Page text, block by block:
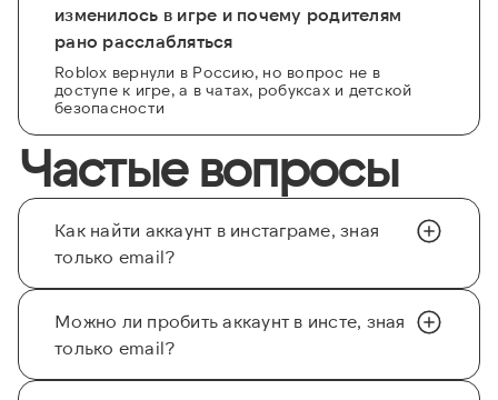
изменилось в игре и почему родителям
рано расслабляться
Roblox вернули в Россию, но вопрос не в
доступе к игре, а в чатах, робуксах и детской
безопасности
Частые вопросы
Как найти аккаунт в инстаграме, зная
только email?
Можно ли пробить аккаунт в инсте, зная
только email?